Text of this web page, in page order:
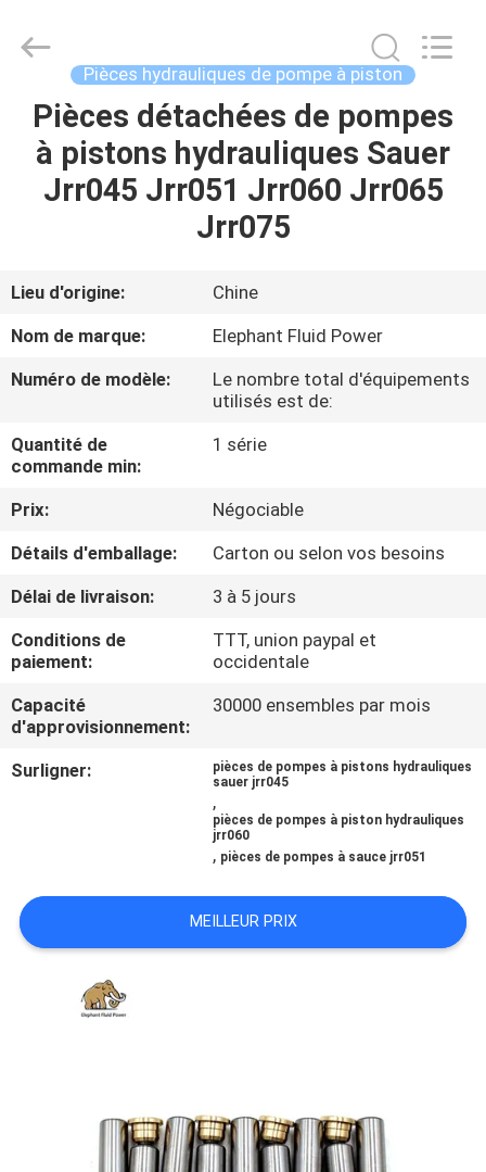
MAISON
PRODUITS
SUJET
DE
NOUS
VISITE
D'USINE
CONTRÔLE
QUALITÉ
CONTACTEZ-
NOUS
NOUVELLES
PLAN
POLICY
Elephant
Fluid
Reserved.
Pièces hydrauliques de pompe à piston
Pièces détachées de pompes
à pistons hydrauliques Sauer
Jrr045 Jrr051 Jrr060 Jrr065
Jrr075
Lieu d'origine:
Chine
Nom de marque:
Elephant Fluid Power
Numéro de modèle:
Le nombre total d'équipements
utilisés est de:
Quantité de
commande min:
1 série
Prix:
Négociable
Détails d'emballage:
Carton ou selon vos besoins
Délai de livraison:
3 à 5 jours
Conditions de
paiement:
TTT, union paypal et
occidentale
Capacité
d'approvisionnement:
30000 ensembles par mois
Surligner:
pièces de pompes à pistons hydrauliques
sauer jrr045
,
pièces de pompes à piston hydrauliques
jrr060
, pièces de pompes à sauce jrr051
MEILLEUR PRIX